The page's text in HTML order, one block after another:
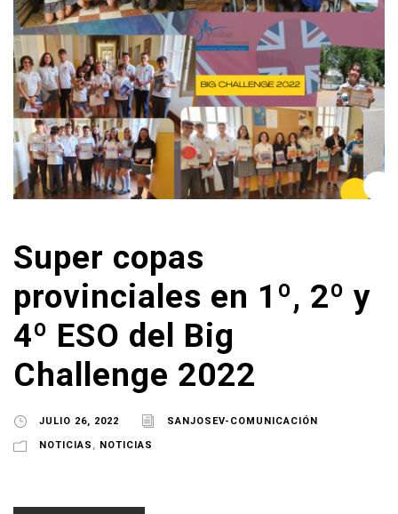
Super copas
provinciales en 1º, 2º y
4º ESO del Big
Challenge 2022
JULIO 26, 2022 SANJOSEV-COMUNICACIÓN
NOTICIAS , NOTICIAS